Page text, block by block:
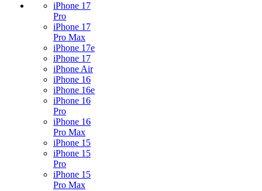
iPhone 17
Pro
iPhone 17
Pro Max
iPhone 17e
iPhone 17
iPhone Air
iPhone 16
iPhone 16e
iPhone 16
Pro
iPhone 16
Pro Max
iPhone 15
iPhone 15
Pro
iPhone 15
Pro Max